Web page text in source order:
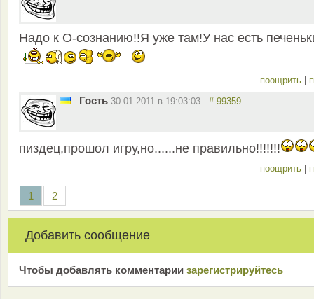
Надо к О-сознанию!!Я уже там!У нас есть
поощрить
Гость 30.01.2011 в 19:03:03 # 99359
пиздец,прошол игру,но......не правильно!!!!!!!
поощрить
1 2
Добавить сообщение
Чтобы добавлять комментарии зарeгиcтрирyйтeсь